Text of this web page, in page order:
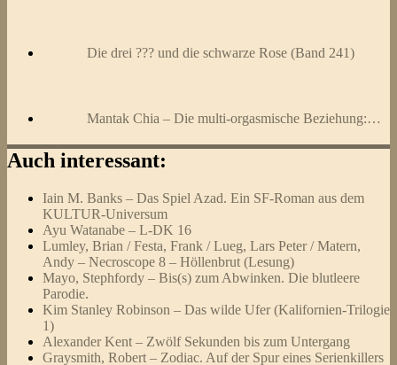
Die drei ??? und die schwarze Rose (Band 241)
Mantak Chia – Die multi-orgasmische Beziehung:…
Auch interessant:
Iain M. Banks – Das Spiel Azad. Ein SF-Roman aus dem
KULTUR-Universum
Ayu Watanabe – L-DK 16
Lumley, Brian / Festa, Frank / Lueg, Lars Peter / Matern,
Andy – Necroscope 8 – Höllenbrut (Lesung)
Mayo, Stephfordy – Bis(s) zum Abwinken. Die blutleere
Parodie.
Kim Stanley Robinson – Das wilde Ufer (Kalifornien-Trilogie
1)
Alexander Kent – Zwölf Sekunden bis zum Untergang
Graysmith, Robert – Zodiac. Auf der Spur eines Serienkillers